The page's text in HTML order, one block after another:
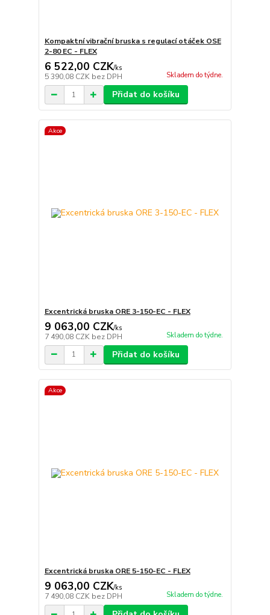
Kompaktní vibrační bruska s regulací otáček OSE
2-80 EC - FLEX
6 522,00 CZK/ks
5 390,08 CZK bez DPH Skladem do týdne.
Přidat do košíku
Akce
Excentrická bruska ORE 3-150-EC - FLEX
9 063,00 CZK/ks
7 490,08 CZK bez DPH Skladem do týdne.
Přidat do košíku
Akce
Excentrická bruska ORE 5-150-EC - FLEX
9 063,00 CZK/ks
7 490,08 CZK bez DPH Skladem do týdne.